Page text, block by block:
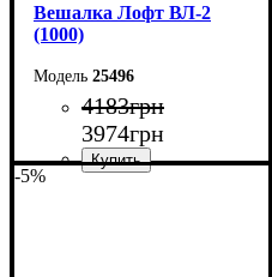
Вешалка Лофт ВЛ-2
(1000)
25496
4183грн
3974грн
-5%